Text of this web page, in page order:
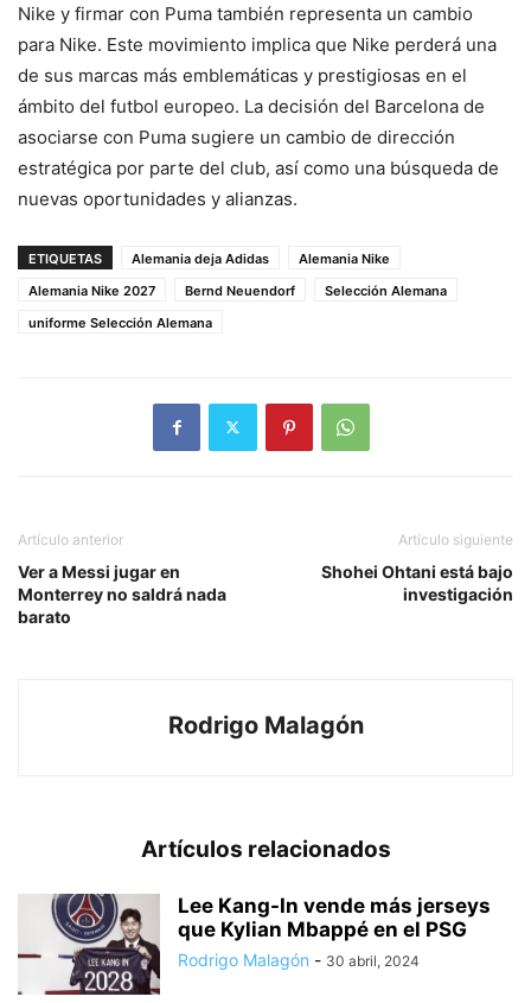
Nike y firmar con Puma también representa un cambio
para Nike. Este movimiento implica que Nike perderá una
de sus marcas más emblemáticas y prestigiosas en el
ámbito del futbol europeo. La decisión del Barcelona de
asociarse con Puma sugiere un cambio de dirección
estratégica por parte del club, así como una búsqueda de
nuevas oportunidades y alianzas.
ETIQUETAS Alemania deja Adidas
Alemania Nike
Alemania Nike 2027
Bernd Neuendorf
Selección Alemana
uniforme Selección Alemana
Artículo anterior
Ver a Messi jugar en
Monterrey no saldrá nada
barato
Artículo siguiente
Shohei Ohtani está bajo
investigación
Rodrigo Malagón
Artículos relacionados
Lee Kang-In vende más jerseys
que Kylian Mbappé en el PSG
Rodrigo Malagón - 30 abril, 2024